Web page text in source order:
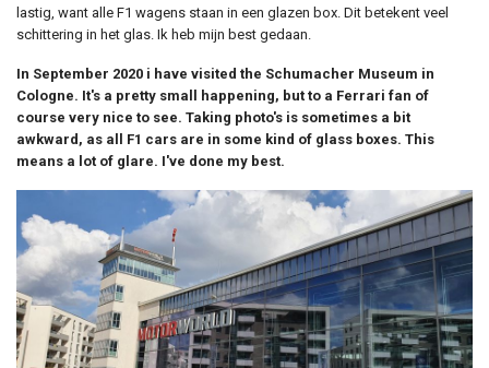
lastig, want alle F1 wagens staan in een glazen box. Dit betekent veel
schittering in het glas. Ik heb mijn best gedaan.
In September 2020 i have visited the Schumacher Museum in
Cologne. It's a pretty small happening, but to a Ferrari fan of
course very nice to see. Taking photo's is sometimes a bit
awkward, as all F1 cars are in some kind of glass boxes. This
means a lot of glare. I've done my best.